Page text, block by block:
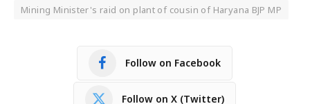
Mining Minister's raid on plant of cousin of Haryana BJP MP
Follow on Facebook
Follow on X (Twitter)